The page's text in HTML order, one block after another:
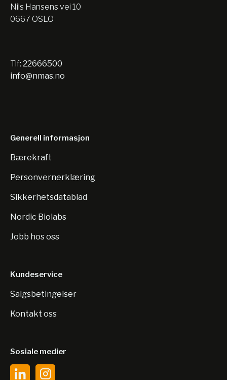
Nils Hansens vei 10
0667 OSLO
Tlf: 22666500
info@nmas.no
Generell informasjon
Bærekraft
Personvernerklæring
Sikkerhetsdatablad
Nordic Biolabs
Jobb hos oss
Kundeservice
Salgsbetingelser
Kontakt oss
Sosiale medier